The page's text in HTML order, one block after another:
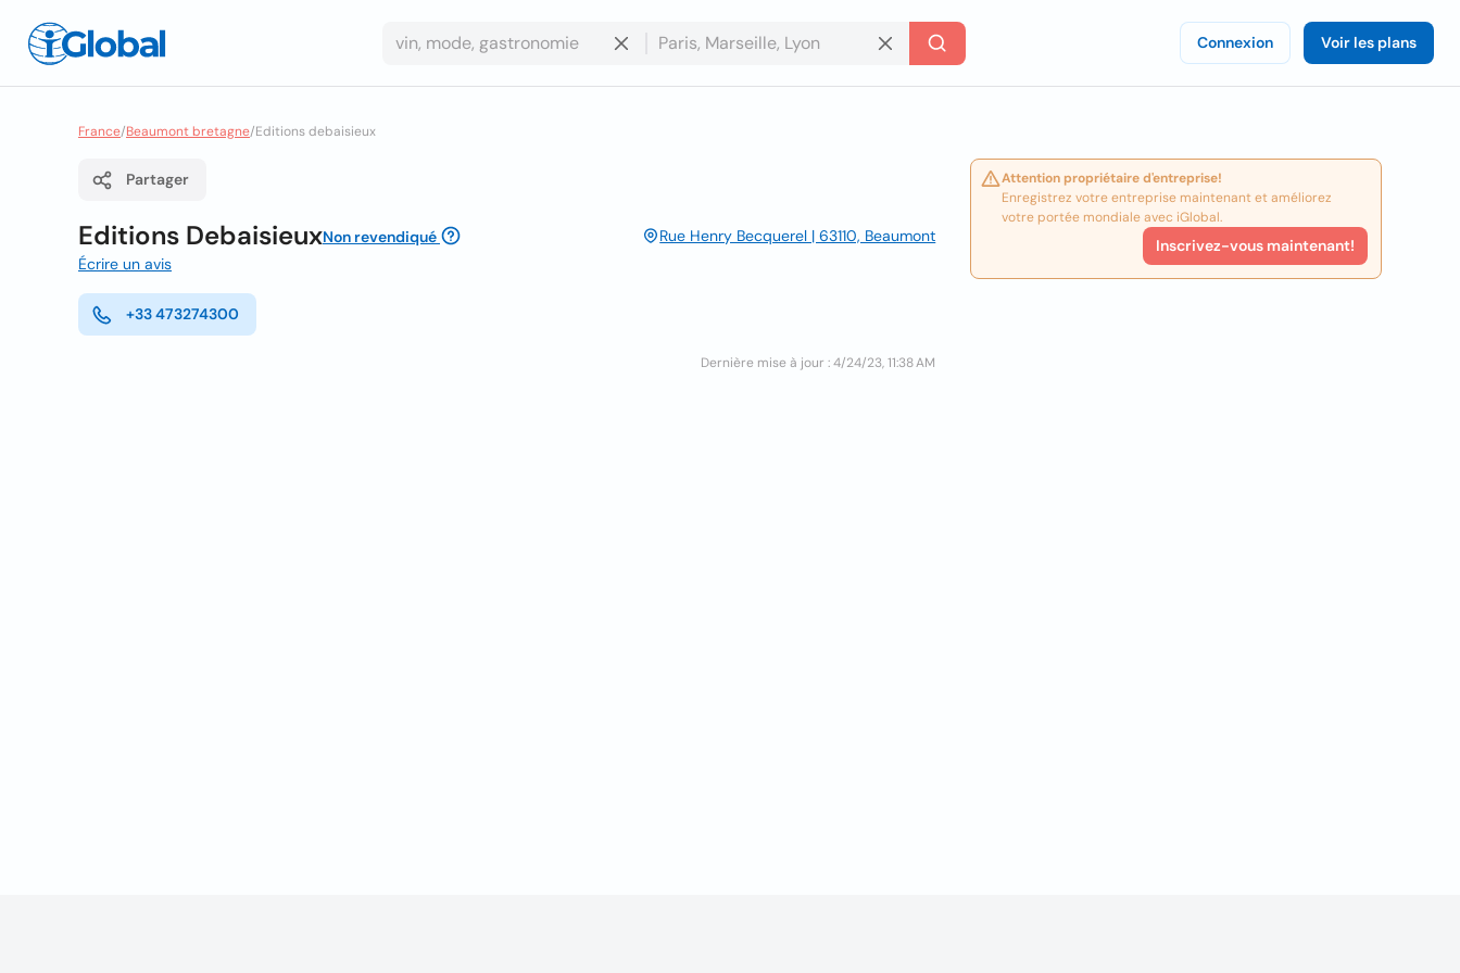
Connexion Voir les plans
France/Beaumont bretagne/Editions debaisieux
Partager
Editions DebaisieuxNon revendiqué
Rue Henry Becquerel | 63110, Beaumont
Écrire un avis
+33 473274300
Dernière mise à jour : 4/24/23, 11:38 AM
Attention propriétaire d'entreprise!
Enregistrez votre entreprise maintenant et améliorez
votre portée mondiale avec iGlobal.
Inscrivez-vous maintenant!